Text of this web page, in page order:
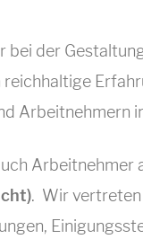
bei der
Arbeitnehmern
Arbeitnehmer
. Wir